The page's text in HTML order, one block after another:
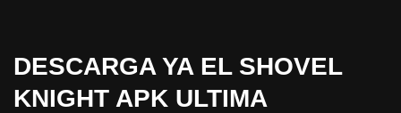
DESCARGA YA EL SHOVEL
KNIGHT APK ULTIMA